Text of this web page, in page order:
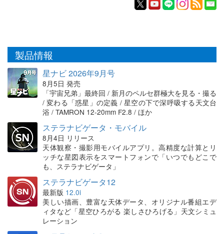
製品情報
星ナビ 2026年9月号
8月5日 発売
「宇宙兄弟」最終回 / 新月のペルセ群極大を見る・撮る
/ 変わる「惑星」の定義 / 星空の下で深呼吸する天文台
浴 / TAMRON 12-20mm F2.8 / ほか
ステラナビゲータ・モバイル
8月4日 リリース
天体観察・撮影用モバイルアプリ。高精度な計算とリ
ッチな星図表示をスマートフォンで「いつでもどこで
も、ステラナビゲータ」
ステラナビゲータ12
最新版 12.0i
美しい描画、豊富な天体データ、オリジナル番組エデ
ィタなど「星空ひろがる 楽しさひろげる」天文シミュ
レーション